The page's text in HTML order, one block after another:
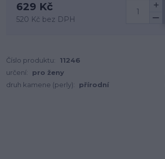
629 Kč
520 Kč bez DPH
Číslo produktu: 11246
určení:
pro ženy
druh kamene (perly):
přírodní